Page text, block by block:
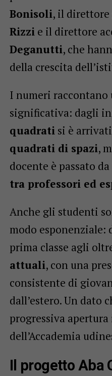
Bonisoli, il direttore
Rizzie il direttore
Deganutti, che
della crescita
I numeri raccontano
significativa: dagli
quadratisi è
quadrati di spazi,
docente è passato da
tra professori ed
Anche gli studenti
modo esponenziale:
prima classe agli
attuali, con una
consistente di
dall’estero. Un dato
progressiva
dell’Accademia
Il progetto Aba